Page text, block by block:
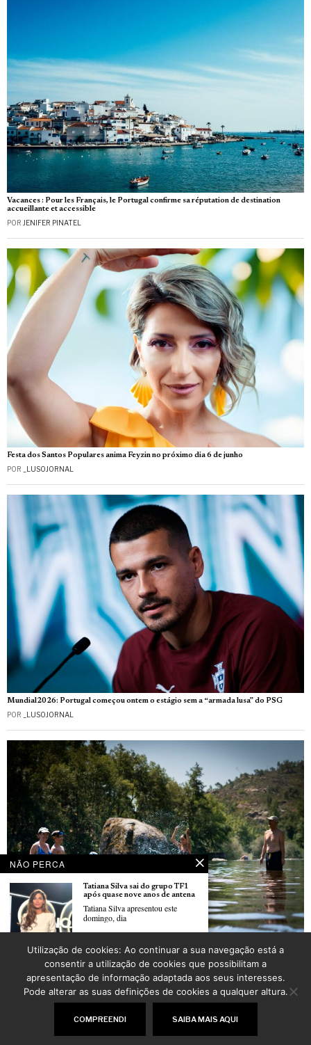
Vacances : Pour les Français, le Portugal confirme sa réputation de destination
accueillante et accessible
POR JENIFER PINATEL
Festa dos Santos Populares anima Feyzin no próximo dia 6 de junho
POR _LUSOJORNAL
Mundial2026: Portugal começou ontem o estágio sem a “armada lusa” do PSG
POR _LUSOJORNAL
Vacances : Pour les Portugais de France, le Portugal reste avant tout une affaire de
JENIFER PINATEL
©2026LusoJornal | Todos os direitos reservados
NÃO PERCA
Tatiana Silva sai do grupo TF1
após quase nove anos de antena
Tatiana Silva apresentou este
domingo, dia
Região dos Vinhos Verdes
mostrou-se em Paris com 37
produtores
Trinta e sete produtores da Região
Utilização de cookies: Ao continuar a sua navegação está a
consentir a utilização de cookies que possibilitam a
apresentação de informação adaptada aos seus interesses.
Pode alterar as suas definições de cookies a qualquer altura.
COMPREENDI SAIBA MAIS AQUI